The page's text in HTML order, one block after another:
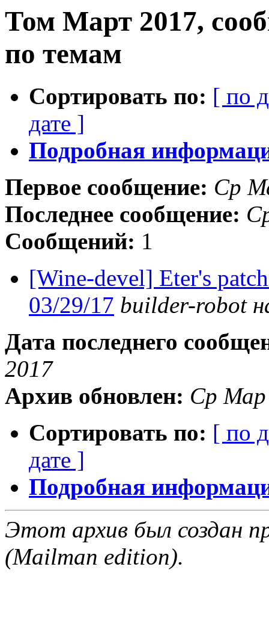
Том Март 2017,
по темам
Сортировать по: [ по
дате ]
Подробная
Первое сообщение: Ср
Последнее сообщение:
Сообщений: 1
[Wine-devel] Eter's
03/29/17 builder-robot
Дата последнего
2017
Архив обновлен: Ср Мар
Сортировать по: [ по
дате ]
Подробная
Этот архив был создан
(Mailman edition).